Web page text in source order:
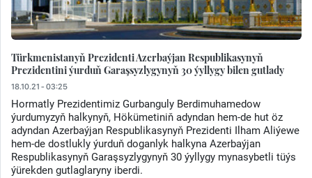
Türkmenistanyň Prezidenti Azerbaýjan Respublikasynyň
Prezidentini ýurduň Garaşsyzlygynyň 30 ýyllygy bilen gutlady
18.10.21 - 03:25
Hormatly Prezidentimiz Gurbanguly Berdimuhamedow
ýurdumyzyň halkynyň, Hökümetiniň adyndan hem-de hut öz
adyndan Azerbaýjan Respublikasynyň Prezidenti Ilham Aliýewe
hem-de dostlukly ýurduň doganlyk halkyna Azerbaýjan
Respublikasynyň Garaşsyzlygynyň 30 ýyllygy mynasybetli tüýs
ýürekden gutlaglaryny iberdi.